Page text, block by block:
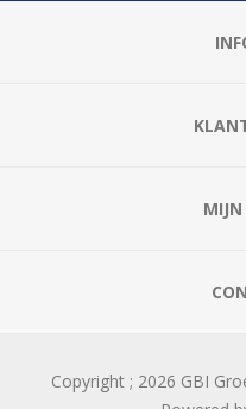
Copyright ; 2026 GBI